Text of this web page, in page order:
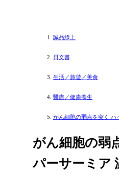
誠品線上
日文書
生活／旅遊／美食
醫療／健康養生
がん細胞の弱点を突く ハ
がん細胞の弱
パーサーミア